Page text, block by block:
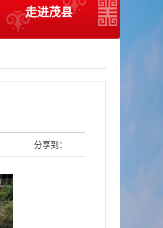
走进茂县
分享到：